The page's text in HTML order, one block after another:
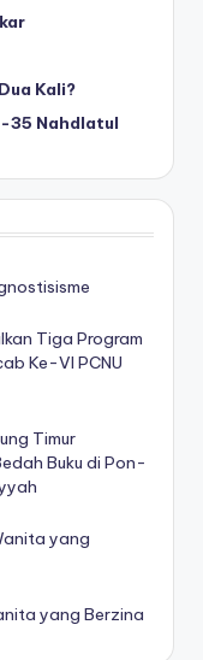
Kali?
35 Nahdlatul
Tiga Program
Ke-VI PCNU
Timur
Buku di Pon-
yang
yang Berzina